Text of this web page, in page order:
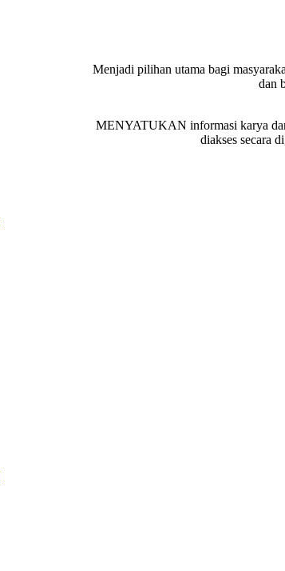
Menjadi pilihan utama bagi
dan
MENYATUKAN informasi karya
diakses secara